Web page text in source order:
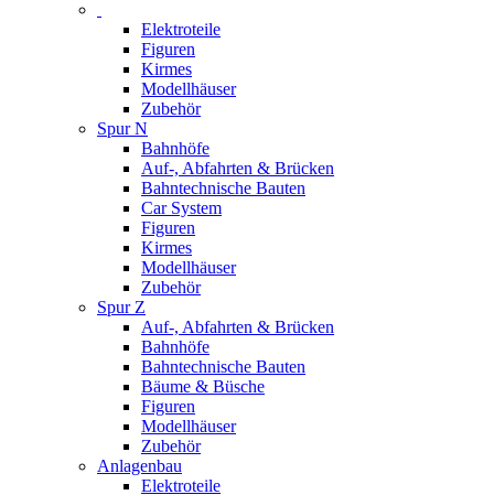
Elektroteile
Figuren
Kirmes
Modellhäuser
Zubehör
Spur N
Bahnhöfe
Auf-, Abfahrten & Brücken
Bahntechnische Bauten
Car System
Figuren
Kirmes
Modellhäuser
Zubehör
Spur Z
Auf-, Abfahrten & Brücken
Bahnhöfe
Bahntechnische Bauten
Bäume & Büsche
Figuren
Modellhäuser
Zubehör
Anlagenbau
Elektroteile